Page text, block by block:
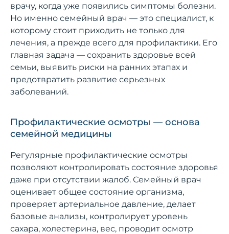
врачу, когда уже появились симптомы болезни.
Но именно семейный врач — это специалист, к
которому стоит приходить не только для
лечения, а прежде всего для профилактики. Его
главная задача — сохранить здоровье всей
семьи, выявить риски на ранних этапах и
предотвратить развитие серьезных
заболеваний.
Профилактические осмотры — основа
семейной медицины
Регулярные профилактические осмотры
позволяют контролировать состояние здоровья
даже при отсутствии жалоб. Семейный врач
оценивает общее состояние организма,
проверяет артериальное давление, делает
базовые анализы, контролирует уровень
сахара, холестерина, вес, проводит осмотр